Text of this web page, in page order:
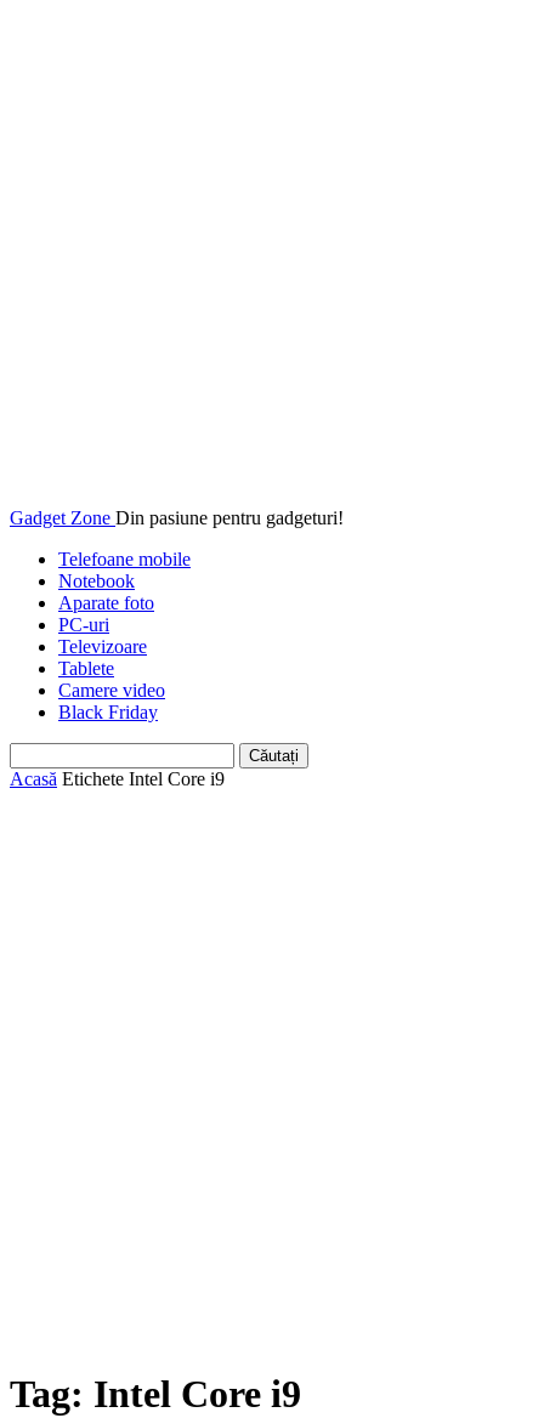
Gadget Zone Din pasiune pentru gadgeturi!
Telefoane mobile
Notebook
Aparate foto
PC-uri
Televizoare
Tablete
Camere video
Black Friday
Acasă Etichete Intel Core i9
Tag: Intel Core i9